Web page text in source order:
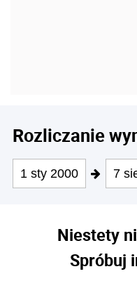
Rozliczanie
1 sty 2000 7
Niestety
Spróbuj